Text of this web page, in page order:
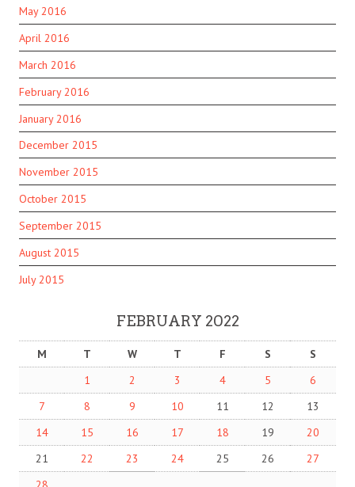
May 2016
April 2016
March 2016
February 2016
January 2016
December 2015
November 2015
October 2015
September 2015
August 2015
July 2015
FEBRUARY 2022
M T W T F S
S
1
2 3 4 5
6
7
8 9 10 11 12
13
14
15 16 17 18 19
20
21
22 23 24 25 26
27